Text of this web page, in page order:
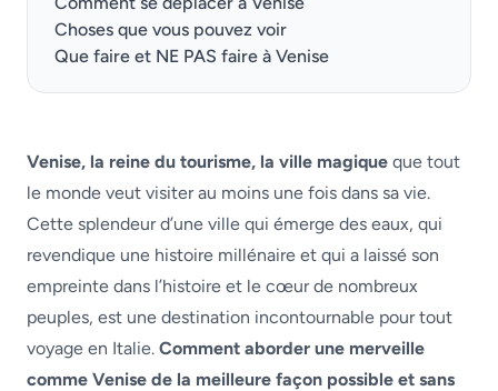
Choses que vous pouvez voir
Que faire et NE PAS faire à Venise
Venise, la reine du tourisme, la ville magique que tout
le monde veut visiter au moins une fois dans sa vie.
Cette splendeur d’une ville qui émerge des eaux, qui
revendique une histoire millénaire et qui a laissé son
empreinte dans l’histoire et le cœur de nombreux
peuples, est une destination incontournable pour tout
voyage en Italie. Comment aborder une merveille
comme Venise de la meilleure façon possible et sans